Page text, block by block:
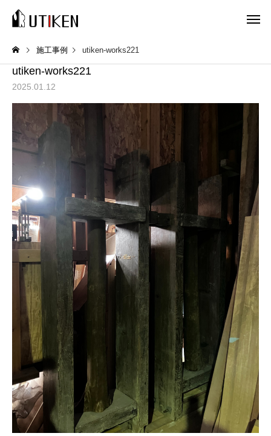
施工事例 utiken-works221
utiken-works221
2025.01.12